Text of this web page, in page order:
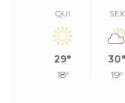
QUI
29°
18°
SEX
30°
19°